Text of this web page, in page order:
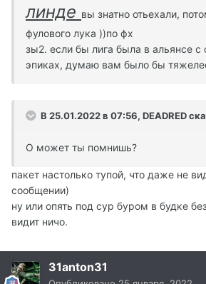
линде вы знатно отьехали,
фулового лука ))по фх
зы2. если бы лига была в альянсе с
эпиках, думаю вам было бы
В 25.01.2022 в 07:56, DEADRED
О может ты помнишь?
пакет настолько тупой, что даже не
сообщении)
ну или опять под сур буром в будке
видит ничо.
31anton31